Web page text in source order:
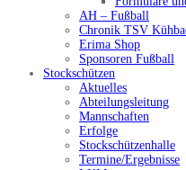
AH – Fußball
Chronik TSV
Erima Shop
Sponsoren Fußball
Stockschützen
Aktuelles
Abteilungsleitung
Mannschaften
Erfolge
Stockschützenhalle
Termine/Ergebnisse